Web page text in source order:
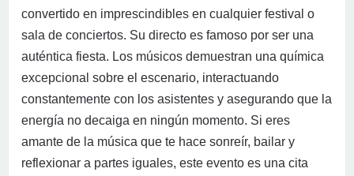
convertido en imprescindibles en cualquier festival o
sala de conciertos. Su directo es famoso por ser una
auténtica fiesta. Los músicos demuestran una química
excepcional sobre el escenario, interactuando
constantemente con los asistentes y asegurando que la
energía no decaiga en ningún momento. Si eres
amante de la música que te hace sonreír, bailar y
reflexionar a partes iguales, este evento es una cita